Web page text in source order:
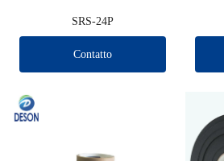
SRS-24P
Contatto